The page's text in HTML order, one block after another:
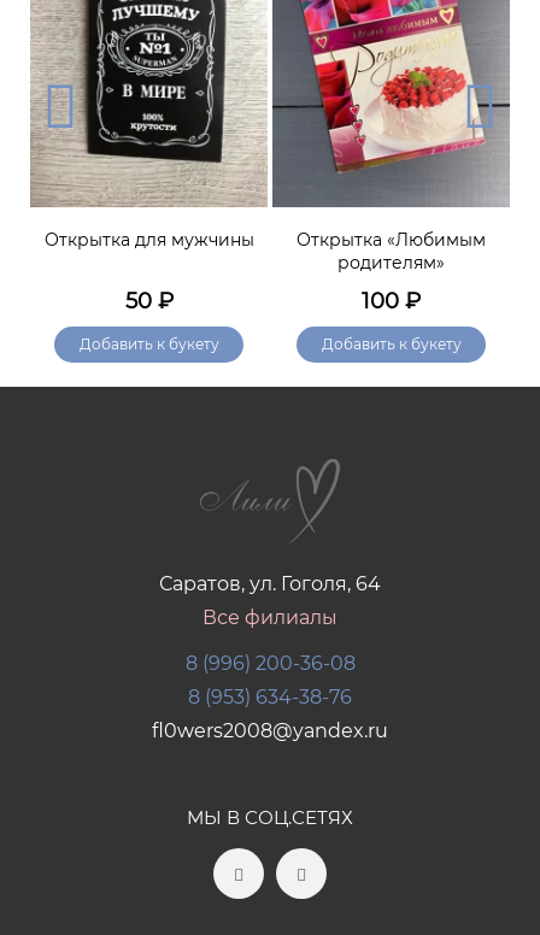
Открытка для мужчины
50₽
Добавить к букету
Открытка «Любимым
родителям»
100 ₽
Добавить к букету
Саратов, ул. Гоголя, 64
Все филиалы
8 (996) 200-36-08
8 (953) 634-38-76
fl0wers2008@yandex.ru
МЫ В СОЦ.СЕТЯХ